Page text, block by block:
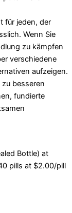
für jeden, der
Wenn Sie
zu kämpfen
verschiedene
aufzeigen.
besseren
fundierte
Bottle) at
pills at $2.00/pill